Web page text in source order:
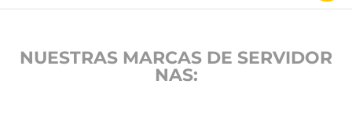
NUESTRAS MARCAS DE SERVIDOR
NAS: